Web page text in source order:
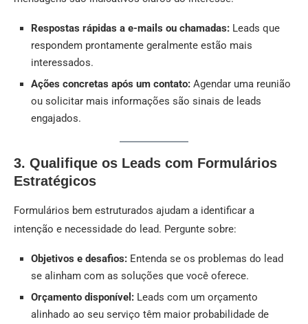
Respostas rápidas a e-mails ou chamadas: Leads que
respondem prontamente geralmente estão mais
interessados.
Ações concretas após um contato: Agendar uma reunião
ou solicitar mais informações são sinais de leads
engajados.
3. Qualifique os Leads com Formulários
Estratégicos
Formulários bem estruturados ajudam a identificar a
intenção e necessidade do lead. Pergunte sobre:
Objetivos e desafios: Entenda se os problemas do lead
se alinham com as soluções que você oferece.
Orçamento disponível: Leads com um orçamento
alinhado ao seu serviço têm maior probabilidade de